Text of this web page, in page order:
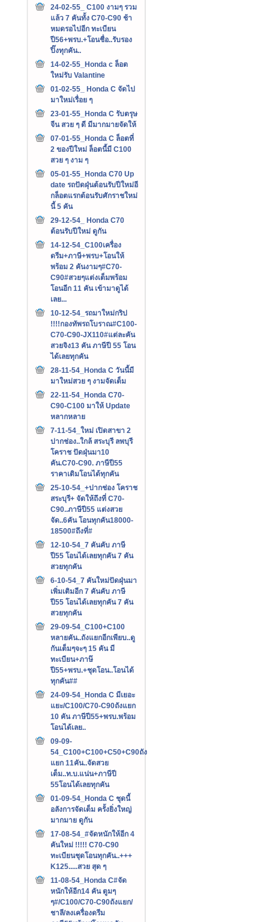
24-02-55_ C100 งามๆ รวม
แล้ว 7 คันทั้ง C70-C90 ช้า
หมดรอไปอีก ทะเบียน
ปี56+พรบ.+โอนชื่อ..รับรอง
ปิ๊งทุกคัน..
14-02-55_Honda c ล็อต
ใหม่รับ Valantine
01-02-55_ Honda C จัดไป
มาใหม่เรื่อย ๆ
23-01-55_Honda C รับตรุษ
จีน สวย ๆ ดี มีมากมายจัดให้
07-01-55_Honda C ล็อตที่
2 ของปีใหม่ ล็อตนี้มี C100
สวย ๆ งาม ๆ
05-01-55_Honda C70 Up
date รถปัดฝุ่นต้อนรับปีใหม่อี
กล็อตแรกต้อนรับศักราชใหม่
นี้ 5 คัน
29-12-54_ Honda C70
ต้อนรับปีใหม่ ดูกัน
14-12-54_C100เครื่อง
ดรีม+ภาษี+พรบ+โอนให้
พร้อม 2 คันงามๆ#C70-
C90#สวยๆแต่งเต็มพร้อม
โอนอีก 11 คัน เข้ามาดูได้
เลย...
10-12-54_รถมาใหม่กริป
!!!!กองทัพรถโบราณ#C100-
C70-C90-JX110#แต่ละคัน
สวยจิง13 คัน ภาษีปี 55 โอน
ได้เลยทุกคัน
28-11-54_Honda C วันนี้มี
มาใหม่สวย ๆ งามจัดเต็ม
22-11-54_Honda C70-
C90-C100 มาให้ Update
หลากหลาย
7-11-54_ใหม่ เปิดสาขา 2
ปากช่อง..ใกล้ สระบุรี ลพบุรี
โคราช ปัดฝุ่นมา10
คัน.C70-C90. ภาษีปี55
ราคาเดิมโอนได้ทุกคัน
25-10-54_+ปากช่อง โคราช
สระบุรี+ จัดให้ถึงที่ C70-
C90..ภาษีปี55 แต่งสวย
จัด..6คัน โอนทุกคัน18000-
18500#ถึงที่#
12-10-54_7 คันคับ ภาษี
ปี55 โอนได้เลยทุกคัน 7 คัน
สวยทุกคัน
6-10-54_7 คันใหม่ปัดฝุ่นมา
เพิ่มเติมอีก 7 คันคับ ภาษี
ปี55 โอนได้เลยทุกคัน 7 คัน
สวยทุกคัน
29-09-54_C100+C100
หลายคัน..ถังแยกอีกเพียบ..ดู
กันเต็มๆจะๆ 15 คัน มี
ทะเบียน+ภาษ๊
ปี55+พรบ.+ชุดโอน..โอนได้
ทุกคัน##
24-09-54_Honda C มีเยอะ
แยะ/C100/C70-C90ถังแยก
10 คัน ภาษีปี55+พรบ.พร้อม
โอนได้เลย..
09-09-
54_C100+C100+C50+C90ถัง
แยก 11คัน..จัดสวย
เต็ม..ท.บ.แน่น+ภาษีปี
55โอนได้เลยทุกคัน
01-09-54_Honda C ชุดนี้
อลังการจัดเต็ม ครั้งยิ่งใหญ่
มากมาย ดูกัน
17-08-54_#จัดหนักให้อีก 4
คันใหม่ !!!!! C70-C90
ทะเบียนชุดโอนทุกคัน..+++‏
K125.....สวย สุด ๆ
11-08-54_Honda C#จัด
หนักให้อีก14 คัน ตูมๆ
ๆ#/C100/C70-C90ถังแยก/
ชาลี/ลงเครื่องดรีม